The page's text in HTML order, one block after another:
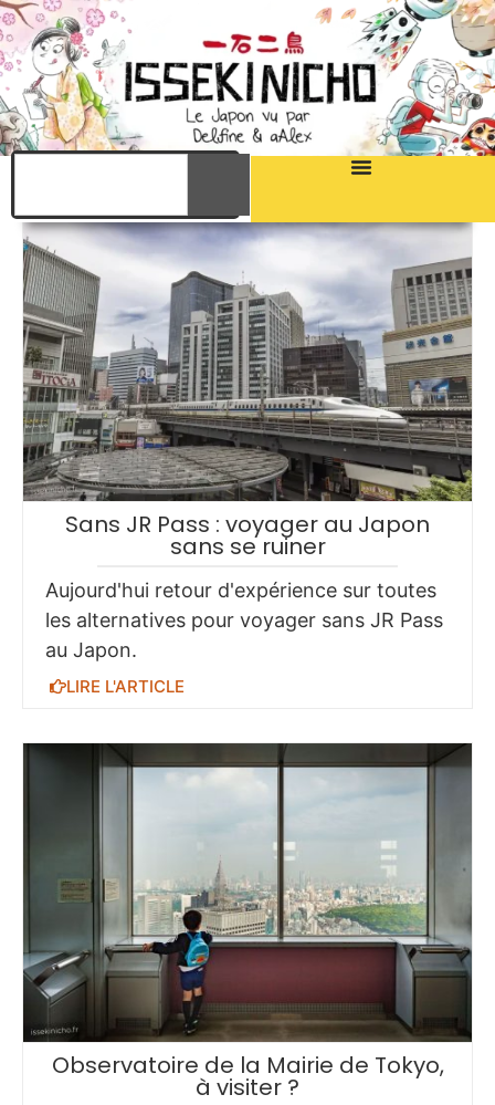
Sans JR Pass : voyager au Japon
sans se ruiner
Aujourd'hui retour d'expérience sur toutes
les alternatives pour voyager sans JR Pass
au Japon.
LIRE L'ARTICLE
Observatoire de la Mairie de Tokyo,
à visiter ?